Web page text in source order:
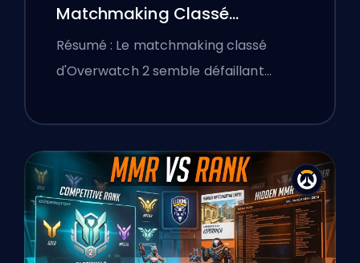
Matchmaking Classé
d'Overwatch 2 et les Lobbies
Déséquilibrés
Résumé : Le matchmaking classé
d'Overwatch 2 semble défaillant…